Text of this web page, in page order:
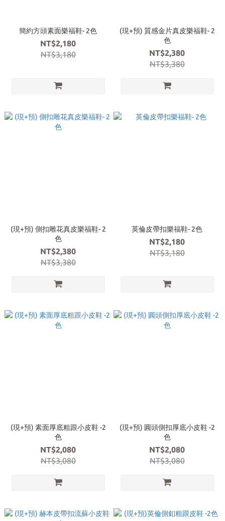
簡約方頭素面樂福鞋- 2色
NT$2,180
NT$3,180
(現+預) 質感金片真皮樂福鞋- 2
色
NT$2,380
NT$3,380
(現+預) 側扣雕花真皮樂福鞋- 2
色
NT$2,380
NT$3,380
英倫皮帶扣樂福鞋- 2色
NT$2,180
NT$3,180
(現+預) 素面厚底粗跟小皮鞋 -2
色
NT$2,080
NT$3,080
(現+預) 圓頭側扣厚底小皮鞋 -2
色
NT$2,080
NT$3,080